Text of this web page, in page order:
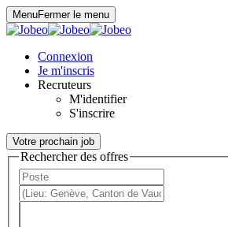
MenuFermer le menu
Connexion
Je m'inscris
Recruteurs
M'identifier
S'inscrire
Votre prochain job
Rechercher des offres
Panneau de gestion des cookies